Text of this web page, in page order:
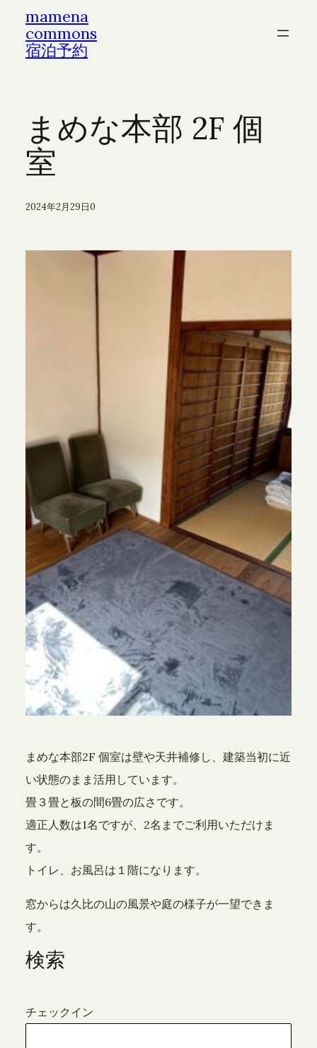
mamena
commons
宿泊予約
まめな本部 2F 個
室
2024年2月29日0
まめな本部2F 個室は壁や天井補修し、建築当初に近
い状態のまま活用しています。
畳３畳と板の間6畳の広さです。
適正人数は1名ですが、2名までご利用いただけま
す。
トイレ、お風呂は１階になります。
窓からは久比の山の風景や庭の様子が一望できま
す。
検索
チェックイン